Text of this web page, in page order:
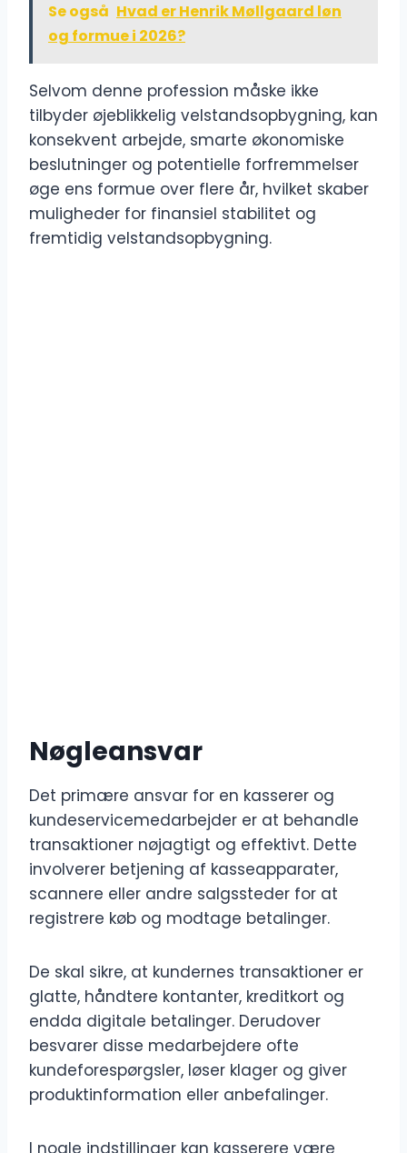
Se også Hvad er Henrik Møllgaard løn
og formue i 2026?
Selvom denne profession måske ikke
tilbyder øjeblikkelig velstandsopbygning, kan
konsekvent arbejde, smarte økonomiske
beslutninger og potentielle forfremmelser
øge ens formue over flere år, hvilket skaber
muligheder for finansiel stabilitet og
fremtidig velstandsopbygning.
Nøgleansvar
Det primære ansvar for en kasserer og
kundeservicemedarbejder er at behandle
transaktioner nøjagtigt og effektivt. Dette
involverer betjening af kasseapparater,
scannere eller andre salgssteder for at
registrere køb og modtage betalinger.
De skal sikre, at kundernes transaktioner er
glatte, håndtere kontanter, kreditkort og
endda digitale betalinger. Derudover
besvarer disse medarbejdere ofte
kundeforespørgsler, løser klager og giver
produktinformation eller anbefalinger.